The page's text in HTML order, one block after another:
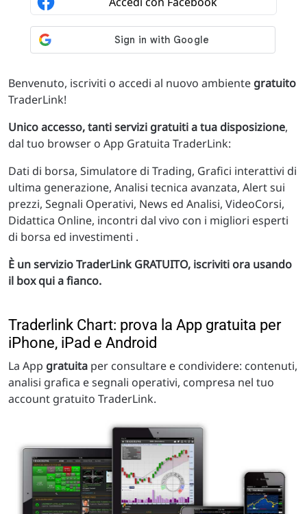
Benvenuto, iscriviti o accedi al nuovo ambiente gratuito
TraderLink!
Unico accesso, tanti servizi gratuiti a tua disposizione,
dal tuo browser o App Gratuita TraderLink:
Dati di borsa, Simulatore di Trading, Grafici interattivi di
ultima generazione, Analisi tecnica avanzata, Alert sui
prezzi, Segnali Operativi, News ed Analisi, VideoCorsi,
Didattica Online, incontri dal vivo con i migliori esperti
di borsa ed investimenti .
È un servizio TraderLink GRATUITO, iscriviti ora usando
il box qui a fianco.
Traderlink Chart: prova la App gratuita per
iPhone, iPad e Android
La App gratuita per consultare e condividere: contenuti,
analisi grafica e segnali operativi, compresa nel tuo
account gratuito TraderLink.